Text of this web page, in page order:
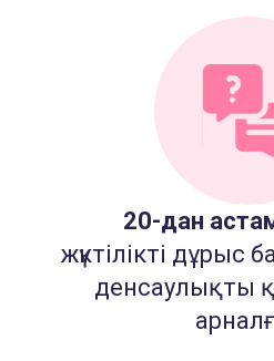
20-дан
жүктілікті дұрыс
денсаулықты